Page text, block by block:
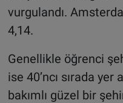
vurgulandı.
4,14.
Genellikle öğrenci
ise 40’ncı sırada yer
bakımlı güzel bir